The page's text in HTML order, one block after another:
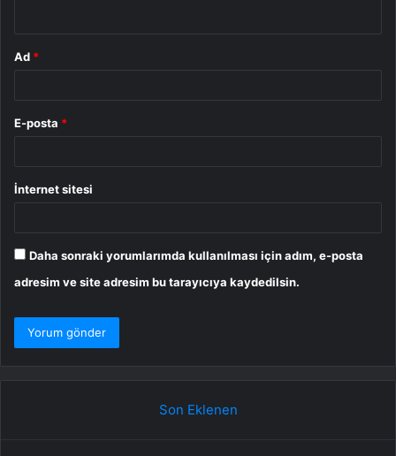
Ad *
E-posta *
İnternet sitesi
Daha sonraki yorumlarımda kullanılması için adım, e-posta
adresim ve site adresim bu tarayıcıya kaydedilsin.
Son Eklenen